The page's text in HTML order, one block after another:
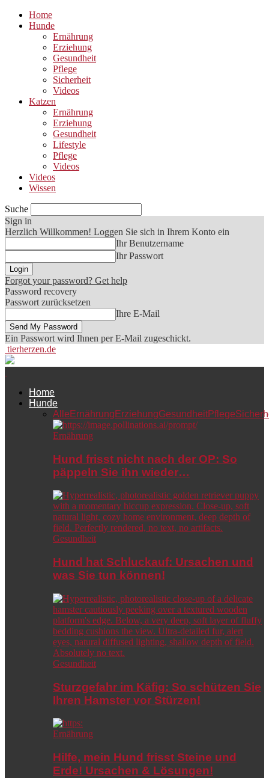
Home
Hunde
Ernährung
Erziehung
Gesundheit
Pflege
Sicherheit
Videos
Katzen
Ernährung
Erziehung
Gesundheit
Lifestyle
Pflege
Videos
Videos
Wissen
Suche
Sign in
Herzlich Willkommen! Loggen Sie sich in Ihrem Konto ein
Ihr Benutzername
Ihr Passwort
Forgot your password? Get help
Password recovery
Passwort zurücksetzen
Ihre E-Mail
Ein Passwort wird Ihnen per E-Mail zugeschickt.
tierherzen.de
Home
Hunde
Alle Ernährung ErziehungGesundheitPflege
Ernährung
Hund frisst nicht nach der OP: So
päppeln Sie ihn wieder…
Gesundheit
Hund hat Schluckauf: Ursachen und
was Sie tun können!
Gesundheit
Sturzgefahr im Käfig: So schützen Sie
Ihren Hamster vor Stürzen!
Ernährung
Hilfe, mein Hund frisst Steine und
Erde! Ursachen & Lösungen!